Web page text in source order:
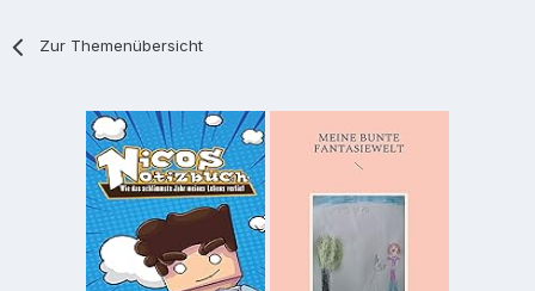
Zur Themenübersicht